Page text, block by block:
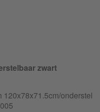
zwart
120x78x71.5cm/onderstel